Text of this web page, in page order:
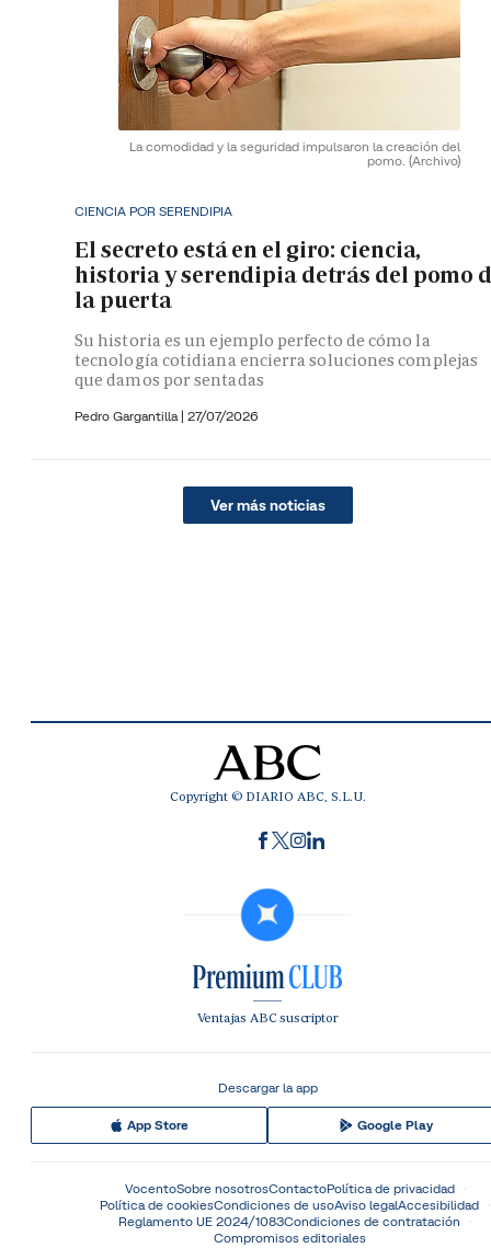
La comodidad y la seguridad impulsaron la creación del
pomo. (Archivo)
CIENCIA POR SERENDIPIA
El secreto está en el giro: ciencia,
historia y serendipia detrás del pomo
la puerta
Su historia es un ejemplo perfecto de cómo la
tecnología cotidiana encierra soluciones complejas
que damos por sentadas
Pedro Gargantilla | 27/07/2026
Ver más noticias
Copyright © DIARIO ABC, S.L.U.
Ventajas ABC suscriptor
Descargar la app
App Store Google Play
VocentoSobre nosotrosContactoPolítica de privacidad
Política de cookiesCondiciones de usoAviso legalAccesibilidad
Reglamento UE 2024/1083Condiciones de contratación
Compromisos editoriales